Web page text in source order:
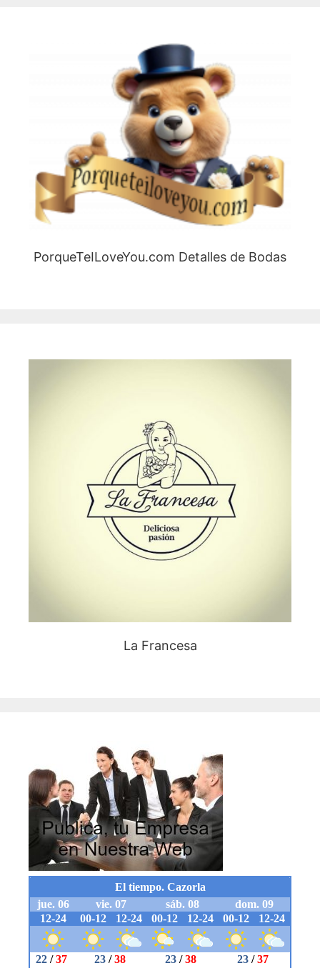
PorqueTeILoveYou.com Detalles de Bodas
La Francesa